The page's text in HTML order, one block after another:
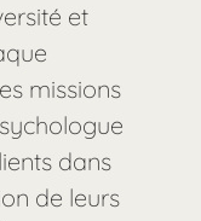
et
missions
dans
de leurs